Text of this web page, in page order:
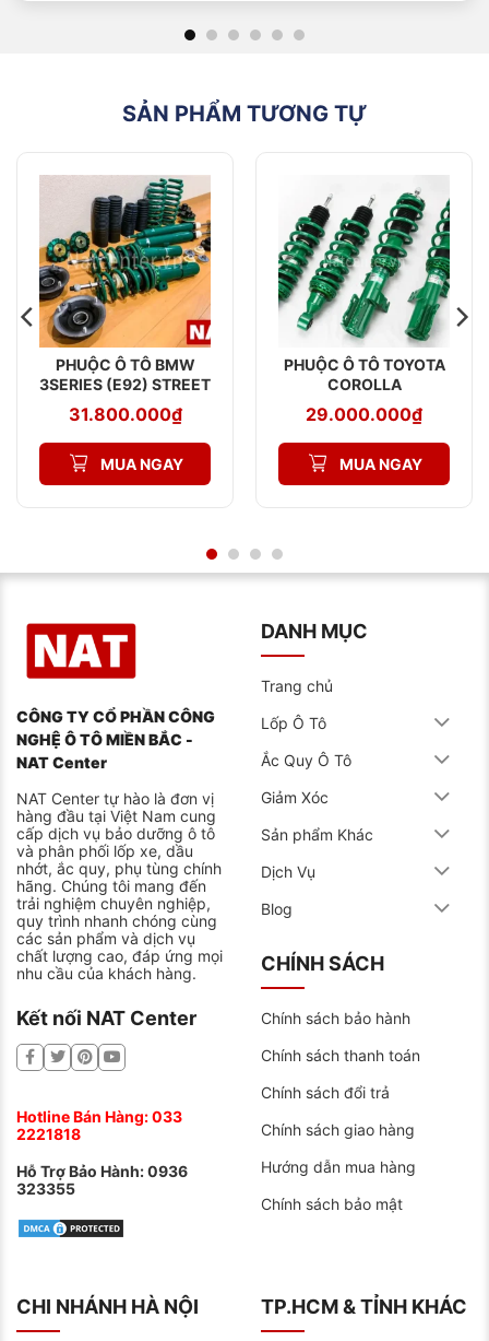
SẢN PHẨM TƯƠNG TỰ
PHUỘC Ô TÔ BMW
3SERIES (E92) STREET
ADVANCE Z
31.800.000₫
MUA NGAY
PHUỘC Ô TÔ TOYOTA
COROLLA
ALTIS STREET
ADVANCE Z
29.000.000₫
MUA NGAY
CÔNG TY CỔ PHẦN CÔNG
NGHỆ Ô TÔ MIỀN BẮC -
NAT Center
NAT Center tự hào là đơn vị
hàng đầu tại Việt Nam cung
cấp dịch vụ bảo dưỡng ô tô
và phân phối lốp xe, dầu
nhớt, ắc quy, phụ tùng chính
hãng. Chúng tôi mang đến
trải nghiệm chuyên nghiệp,
quy trình nhanh chóng cùng
các sản phẩm và dịch vụ
chất lượng cao, đáp ứng mọi
nhu cầu của khách hàng.
Kết nối NAT Center
Hotline Bán Hàng:033
2221818
Hỗ Trợ Bảo Hành:0936
323355
DANH MỤC
Trang chủ
Lốp Ô Tô
Ắc Quy Ô Tô
Giảm Xóc
Sản phẩm Khác
Dịch Vụ
Blog
CHÍNH SÁCH
Chính sách bảo hành
Chính sách thanh toán
Chính sách đổi trả
Chính sách giao hàng
Hướng dẫn mua hàng
Chính sách bảo mật
CHI NHÁNH HÀ NỘI TP.HCM & TỈNH KHÁC